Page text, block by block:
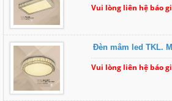
Vui lòng liên hệ báo
Đèn mâm led TKL.
Vui lòng liên hệ báo